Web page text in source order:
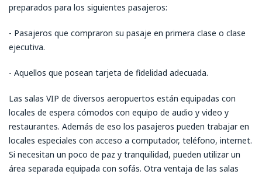
preparados para los siguientes pasajeros:
- Pasajeros que compraron su pasaje en primera clase o clase
ejecutiva.
- Aquellos que posean tarjeta de fidelidad adecuada.
Las salas VIP de diversos aeropuertos están equipadas con
locales de espera cómodos con equipo de audio y video y
restaurantes. Además de eso los pasajeros pueden trabajar en
locales especiales con acceso a computador, teléfono, internet.
Si necesitan un poco de paz y tranquilidad, pueden utilizar un
área separada equipada con sofás. Otra ventaja de las salas